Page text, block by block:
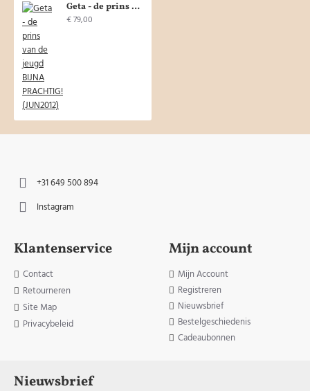
Geta - de prins van de jeugd BIJNA PRACHTIG! (JUN2012)
€ 79,00
+31 649 500 894
Instagram
Klantenservice
Contact
Retourneren
Site Map
Privacybeleid
Mijn account
Mijn Account
Registreren
Nieuwsbrief
Bestelgeschiedenis
Cadeaubonnen
Nieuwsbrief